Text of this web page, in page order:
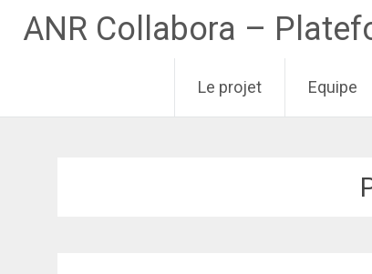
ANR Collabora –
Le projet Equipe